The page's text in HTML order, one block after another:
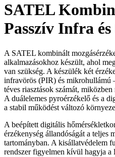
SATEL
Passzív Infra
A SATEL kombinált
alkalmazásokhoz készült, ahol
van szükség. A készülék két
infravörös (PIR) és mikrohullámú
téves riasztások számát,
A duálelemes pyroérzékelő és a
a stabil működést változó
A beépített digitális
érzékenység állandóságát a teljes
tartományban. A kisállatvédelem
rendszer figyelmen kívül hagyja